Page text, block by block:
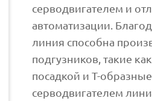
серводвигателем и
автоматизации.
линия способна
подгузников, такие
посадкой и Т-
серводвигателем